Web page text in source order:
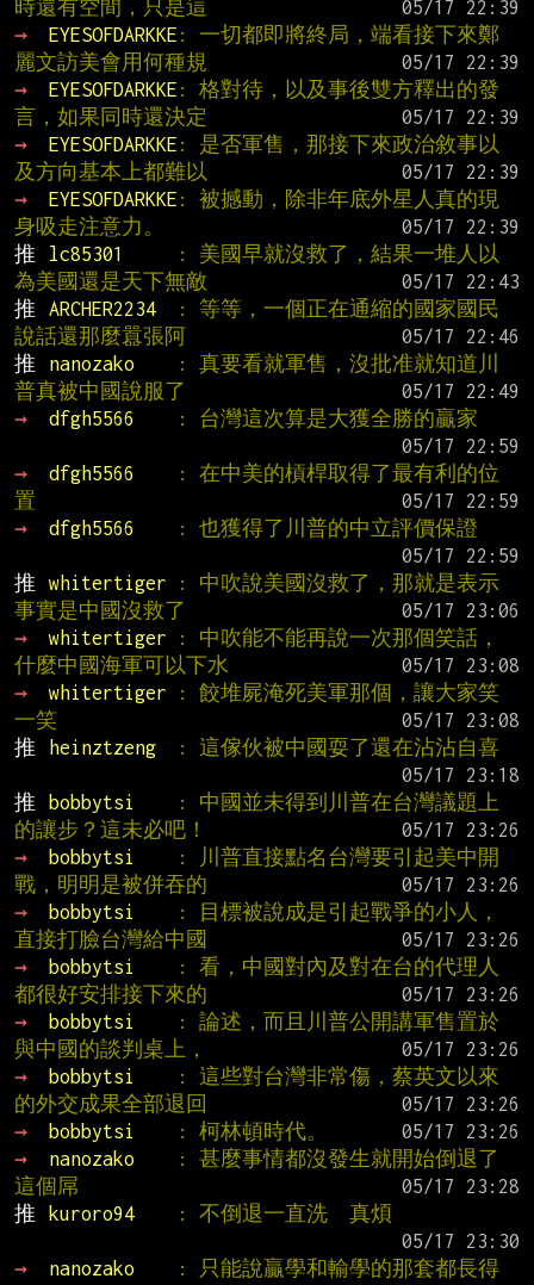
時還有空間，只是這
→
EYESOFDARKKE : 一切都即將終局，端看接下來鄭
麗文訪美會用何種規
→
EYESOFDARKKE : 格對待，以及事後雙方釋出的發
言，如果同時還決定
→
EYESOFDARKKE : 是否軍售，那接下來政治敘事以
及方向基本上都難以
→
EYESOFDARKKE : 被撼動，除非年底外星人真的現
身吸走注意力。
推
lc85301
: 美國早就沒救了，結果一堆人以
為美國還是天下無敵
推
ARCHER2234
: 等等，一個正在通縮的國家國民
說話還那麼囂張阿
推
nanozako
: 真要看就軍售，沒批准就知道川
普真被中國說服了
→
dfgh5566
: 台灣這次算是大獲全勝的贏家
→
dfgh5566
: 在中美的槓桿取得了最有利的位
置
→
dfgh5566
: 也獲得了川普的中立評價保證
推
whitertiger
: 中吹說美國沒救了，那就是表示
事實是中國沒救了
→
whitertiger
: 中吹能不能再說一次那個笑話，
什麼中國海軍可以下水
→
whitertiger
: 餃堆屍淹死美軍那個，讓大家笑
一笑
推
heinztzeng
: 這傢伙被中國耍了還在沾沾自喜
推
bobbytsi
: 中國並未得到川普在台灣議題上
的讓步？這未必吧！
→
bobbytsi
: 川普直接點名台灣要引起美中開
戰，明明是被併吞的
→
bobbytsi
: 目標被說成是引起戰爭的小人，
直接打臉台灣給中國
→
bobbytsi
: 看，中國對內及對在台的代理人
都很好安排接下來的
→
bobbytsi
: 論述，而且川普公開講軍售置於
與中國的談判桌上，
→
bobbytsi
: 這些對台灣非常傷，蔡英文以來
的外交成果全部退回
→
bobbytsi : 柯林頓時代。
→
nanozako
: 甚麼事情都沒發生就開始倒退了
這個屌
推
kuroro94
: 不倒退一直洗  真煩
→
nanozako
: 只能說贏學和輸學的那套都長得